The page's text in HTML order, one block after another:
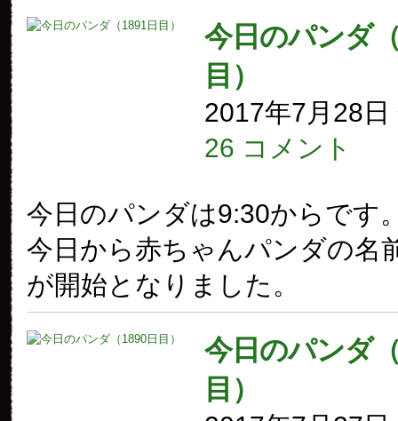
今日のパンダ
目）
2017年7月28日
26 コメント
今日のパンダは9:30からです
今日から赤ちゃんパンダの名
が開始となりました。
今日のパンダ
目）